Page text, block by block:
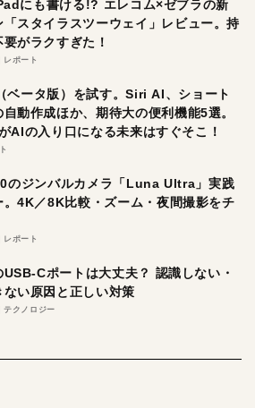
にも書ける!? エレコム×ゼブラの新
「スタイラスツーウェイ」レビュー。持
がラクすぎた！
レポート
ベータ版）を試す。Siri AI、ショート
自動作成ほか、期待大の便利機能5選。
AIの入り口になる未来はすぐそこ！
のジンバルカメラ「Luna Ultra」実践
。4K／8K比較・ズーム・夜間撮影をチ
レポート
USB-Cポートは大丈夫？ 認識しない・
ない原因と正しい対策
テクノロジー